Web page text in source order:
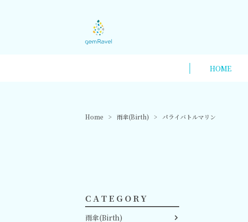
HOME
Home 雨傘(Birth) パライバトルマリン
CATEGORY
雨傘(Birth)